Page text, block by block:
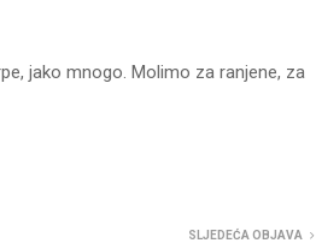
jako mnogo. Molimo za ranjene, za
SLJEDEĆA OBJAVA